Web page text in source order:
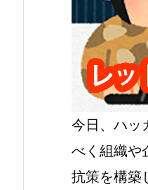
今日、ハッ
べく組織や
抗策を構築